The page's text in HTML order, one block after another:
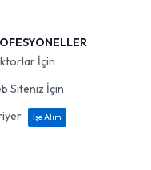
İçin
Siteniz İçin
İşe Alım